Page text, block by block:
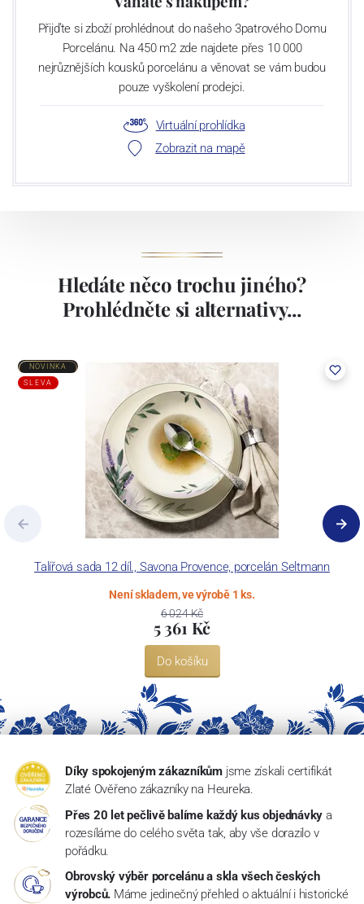
Přijďte si zboží prohlédnout do našeho 3patrového Domu
Porcelánu. Na 450 m2 zde najdete přes 10 000
nejrůznějších kousků porcelánu a věnovat se vám budou
pouze vyškolení prodejci.
Virtuální prohlídka
Zobrazit na mapě
Hledáte něco trochu jiného?
Prohlédněte si alternativy...
Talířová sada 12 díl., Savona Provence, porcelán Seltmann
NOVINKA
SLEVA
Není skladem, ve výrobě 1 ks.
6 024 Kč
5 361 Kč
Do košíku
Díky spokojeným zákazníkům jsme získali certifikát
Zlaté Ověřeno zákazníky na Heureka.
Přes 20 let pečlivě balíme každý kus objednávky a
rozesíláme do celého světa tak, aby vše dorazilo v
pořádku.
Obrovský výběr porcelánu a skla všech českých
výrobců. Máme jedinečný přehled o aktuální i historické